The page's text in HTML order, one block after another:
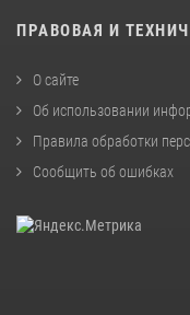
ПРАВОВАЯ И
О сайте
Об использовании
Правила обработки
Сообщить об ошибках